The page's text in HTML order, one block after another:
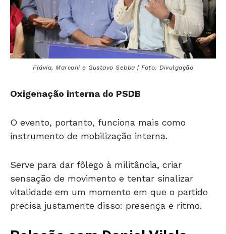
Flávia, Marconi e Gustavo Sebba | Foto: Divulgação
Oxigenação interna do PSDB
O evento, portanto, funciona mais como
instrumento de mobilização interna.
Serve para dar fôlego à militância, criar
sensação de movimento e tentar sinalizar
vitalidade em um momento em que o partido
precisa justamente disso: presença e ritmo.